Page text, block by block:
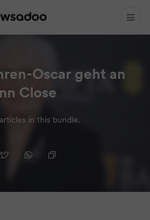
Oscar geht an
Close
in this bundle.